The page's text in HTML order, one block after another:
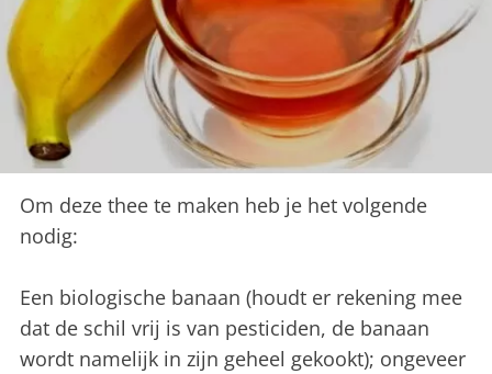
Om deze thee te maken heb je het volgende
nodig:
Een biologische banaan (houdt er rekening mee
dat de schil vrij is van pesticiden, de banaan
wordt namelijk in zijn geheel gekookt); ongeveer